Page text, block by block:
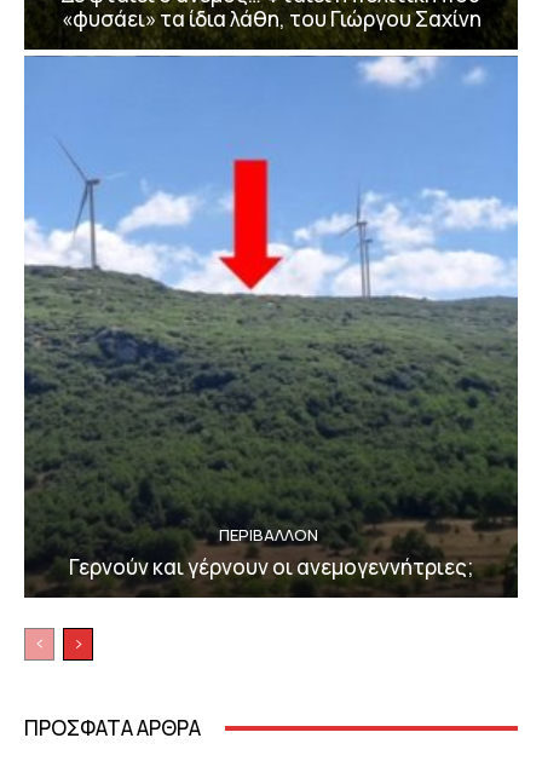
«φυσάει» τα ίδια λάθη, του Γιώργου Σαχίνη
ΠΕΡΙΒΆΛΛΟΝ
Γερνούν και γέρνουν οι ανεμογεννήτριες;
ΠΡΟΣΦΑΤΑ ΑΡΘΡΑ